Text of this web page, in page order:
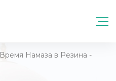
Время Намаза в Резина -